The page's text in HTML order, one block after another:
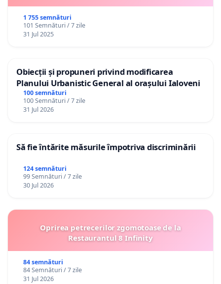
1 755 semnături
101 Semnături / 7 zile
31 Jul 2025
Obiecții și propuneri privind modificarea
Planului Urbanistic General al orașului Ialoveni
100 semnături
100 Semnături / 7 zile
31 Jul 2026
Să fie întărite măsurile împotriva discriminării
124 semnături
99 Semnături / 7 zile
30 Jul 2026
Oprirea petrecerilor zgomotoase de la
Restaurantul 8 Infinity
84 semnături
84 Semnături / 7 zile
31 Jul 2026